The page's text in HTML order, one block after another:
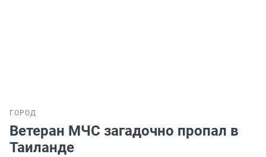
ГОРОД
Ветеран МЧС загадочно пропал в
Таиланде